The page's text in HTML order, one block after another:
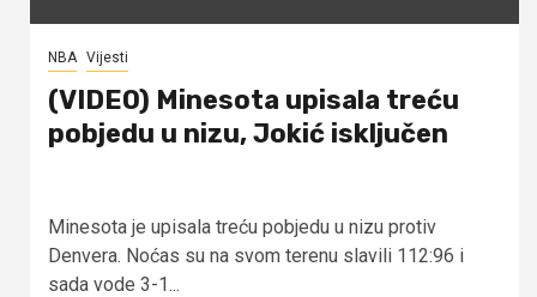
NBA Vijesti
(VIDEO) Minesota upisala treću
pobjedu u nizu, Jokić isključen
Minesota je upisala treću pobjedu u nizu protiv
Denvera. Noćas su na svom terenu slavili 112:96 i
sada vode 3-1...